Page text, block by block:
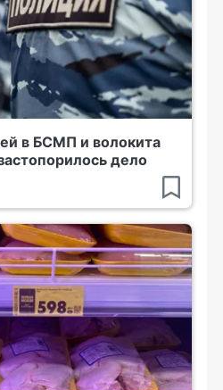
в БСМП и волокита
дело